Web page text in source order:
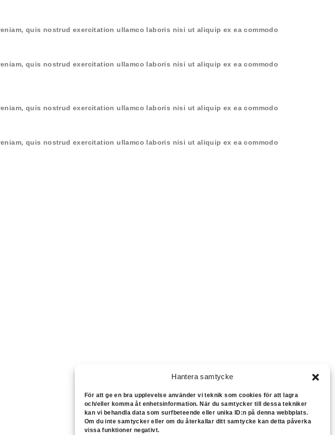
Hantera samtycke
För att ge en bra upplevelse använder vi teknik som cookies för att lagra
och/eller komma åt enhetsinformation. När du samtycker till dessa tekniker
kan vi behandla data som surfbeteende eller unika ID:n på denna webbplats.
Om du inte samtycker eller om du återkallar ditt samtycke kan detta påverka
vissa funktioner negativt.
quis nostrud exercitation ullamco laboris nisi ut aliquip ex ea commodo
quis nostrud exercitation ullamco laboris nisi ut aliquip ex ea commodo
quis nostrud exercitation ullamco laboris nisi ut aliquip ex ea commodo
quis nostrud exercitation ullamco laboris nisi ut aliquip ex ea commodo